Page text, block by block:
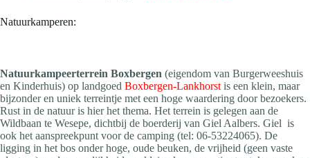
Natuurkamperen:
Natuurkampeerterrein Boxbergen (eigendom van Burgerweeshuis
en Kinderhuis) op landgoed Boxbergen-Lankhorst is een klein, maar
bijzonder en uniek terreintje met een hoge waardering door bezoekers.
Rust in de natuur is hier het thema. Het terrein is gelegen aan de
Wildbaan te Wesepe, dichtbij de boerderij van Giel Aalbers. Giel is
ook het aanspreekpunt voor de camping (tel: 06-53224065). De
ligging in het bos onder hoge, oude beuken, de vrijheid (geen vaste